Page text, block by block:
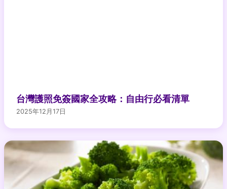
台灣護照免簽國家全攻略：自由行必看清單
2025年12月17日